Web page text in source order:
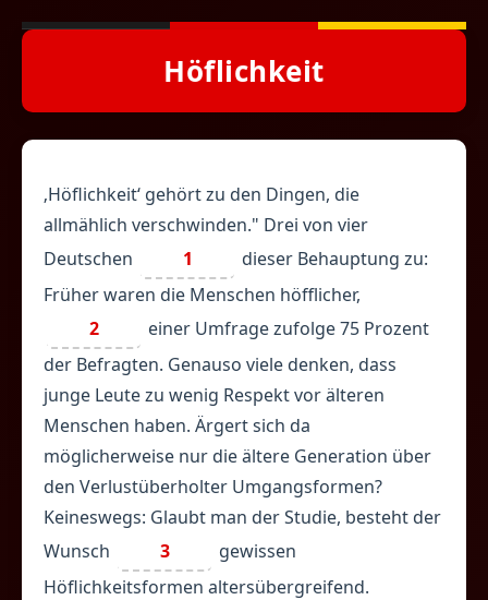
Höflichkeit
‚Höflichkeit‘ gehört zu den Dingen, die
allmählich verschwinden." Drei von vier
Deutschen
1
dieser Behauptung zu:
Früher waren die Menschen höfflicher,
2
einer Umfrage zufolge 75 Prozent
der Befragten. Genauso viele denken, dass
junge Leute zu wenig Respekt vor älteren
Menschen haben. Ärgert sich da
möglicherweise nur die ältere Generation über
den Verlustüberholter Umgangsformen?
Keineswegs: Glaubt man der Studie, besteht der
Wunsch
3
gewissen
Höflichkeitsformen altersübergreifend.